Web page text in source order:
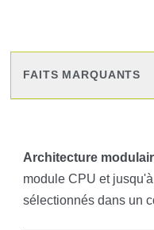
FAITS MARQUANTS
Architecture
module CPU et
sélectionnés dans un